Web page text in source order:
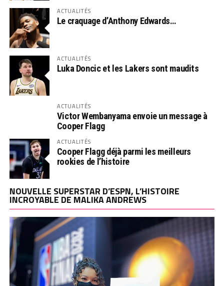
ACTUALITÉS
Le craquage d’Anthony Edwards…
ACTUALITÉS
Luka Doncic et les Lakers sont maudits
ACTUALITÉS
Victor Wembanyama envoie un message à
Cooper Flagg
ACTUALITÉS
Cooper Flagg déjà parmi les meilleurs
rookies de l’histoire
NOUVELLE SUPERSTAR D’ESPN, L’HISTOIRE
INCROYABLE DE MALIKA ANDREWS